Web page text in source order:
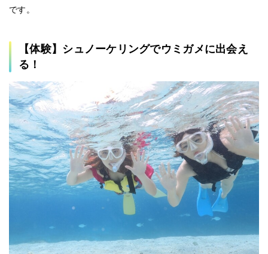
です。
【体験】シュノーケリングでウミガメに出会え
る！